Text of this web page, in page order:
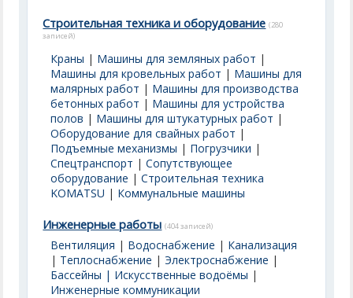
Строительная техника и оборудование (280
записей)
Краны | Машины для земляных работ |
Машины для кровельных работ | Машины для
малярных работ | Машины для производства
бетонных работ | Машины для устройства
полов | Машины для штукатурных работ |
Оборудование для свайных работ |
Подъемные механизмы | Погрузчики |
Спецтранспорт |Сопутствующее
оборудование |Строительная техника
KOMATSU | Коммунальные машины
Инженерные работы (404 записей)
Вентиляция | Водоснабжение | Канализация
| Теплоснабжение |Электроснабжение |
Бассейны | Искусственные водоёмы |
Инженерные коммуникации